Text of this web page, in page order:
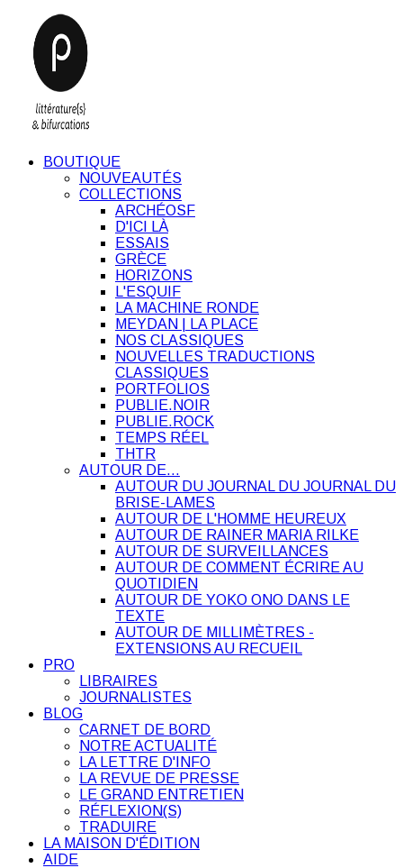
BOUTIQUE
NOUVEAUTÉS
COLLECTIONS
ARCHÉOSF
D'ICI LÀ
ESSAIS
GRÈCE
HORIZONS
L'ESQUIF
LA MACHINE RONDE
MEYDAN | LA PLACE
NOS CLASSIQUES
NOUVELLES TRADUCTIONS
CLASSIQUES
PORTFOLIOS
PUBLIE.NOIR
PUBLIE.ROCK
TEMPS RÉEL
THTR
AUTOUR DE…
AUTOUR DU JOURNAL DU JOURNAL DU
BRISE-LAMES
AUTOUR DE L'HOMME HEUREUX
AUTOUR DE RAINER MARIA RILKE
AUTOUR DE SURVEILLANCES
AUTOUR DE COMMENT ÉCRIRE AU
QUOTIDIEN
AUTOUR DE YOKO ONO DANS LE
TEXTE
AUTOUR DE MILLIMÈTRES -
EXTENSIONS AU RECUEIL
PRO
LIBRAIRES
JOURNALISTES
BLOG
CARNET DE BORD
NOTRE ACTUALITÉ
LA LETTRE D'INFO
LA REVUE DE PRESSE
LE GRAND ENTRETIEN
RÉFLEXION(S)
TRADUIRE
LA MAISON D'ÉDITION
AIDE